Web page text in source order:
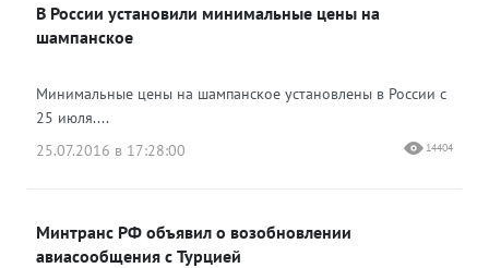
Одноклассники
В России установили минимальные цены на
шампанское
Минимальные цены на шампанское установлены в России с
25 июля....
25.07.2016 в 17:28:00
14404
Минтранс РФ объявил о возобновлении
авиасообщения с Турцией